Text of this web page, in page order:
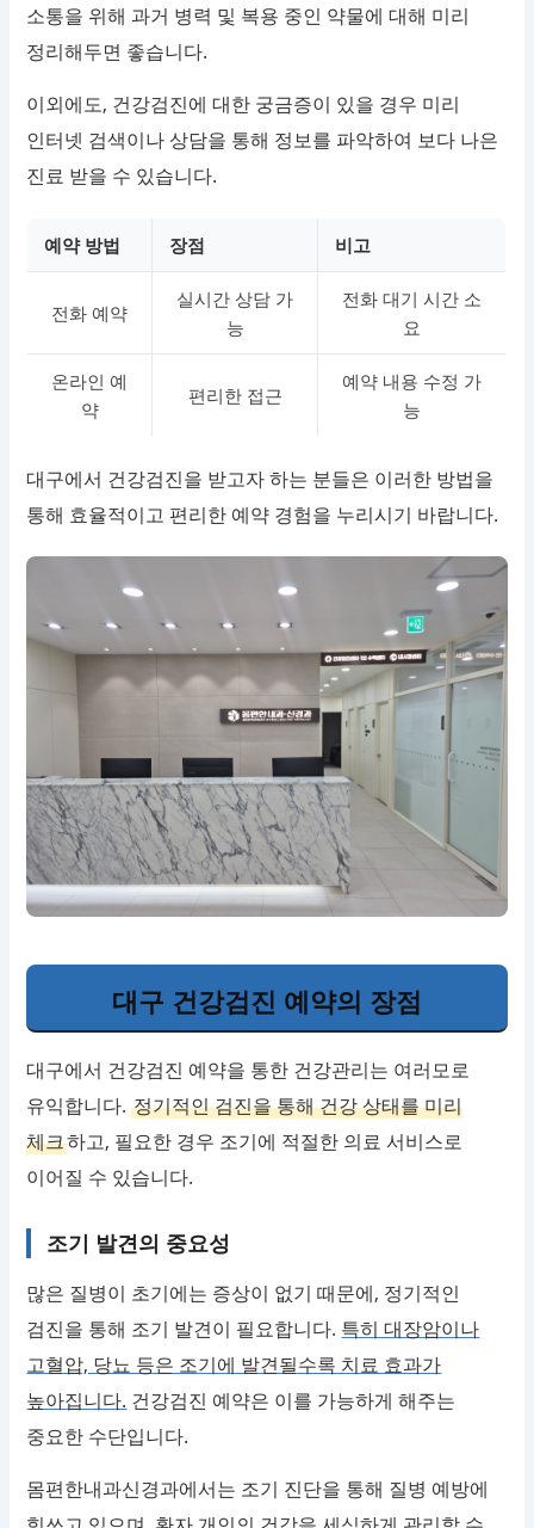
소통을 위해 과거 병력 및 복용 중인 약물에 대해 미리
정리해두면 좋습니다.
이외에도, 건강검진에 대한 궁금증이 있을 경우 미리
인터넷 검색이나 상담을 통해 정보를 파악하여 보다 나은
진료 받을 수 있습니다.
예약 방법 장점 비고
전화 예약
실시간 상담 가
능
전화 대기 시간 소
요
온라인 예
약
편리한 접근
예약 내용 수정 가
능
대구에서 건강검진을 받고자 하는 분들은 이러한 방법을
통해 효율적이고 편리한 예약 경험을 누리시기 바랍니다.
대구 건강검진 예약의 장점
대구에서 건강검진 예약을 통한 건강관리는 여러모로
유익합니다.정기적인 검진을 통해 건강 상태를 미리
체크하고, 필요한 경우 조기에 적절한 의료 서비스로
이어질 수 있습니다.
조기 발견의 중요성
많은 질병이 초기에는 증상이 없기 때문에, 정기적인
검진을 통해 조기 발견이 필요합니다. 특히 대장암이나
고혈압, 당뇨 등은 조기에 발견될수록 치료 효과가
높아집니다. 건강검진 예약은 이를 가능하게 해주는
중요한 수단입니다.
몸편한내과신경과에서는 조기 진단을 통해 질병 예방에